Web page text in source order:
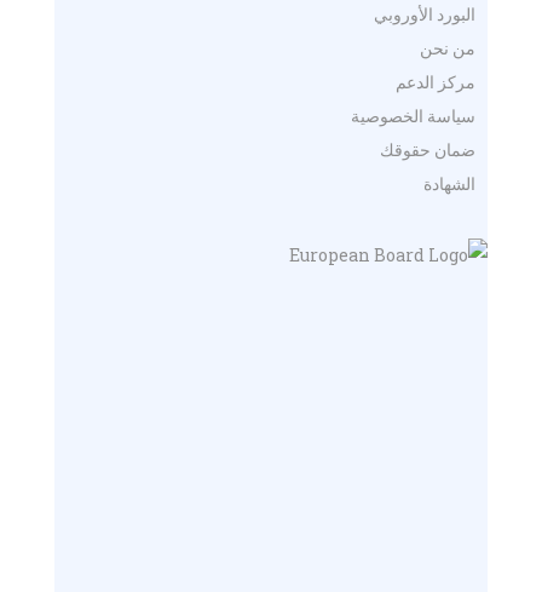
البورد الأوروبي
من نحن
مركز الدعم
سياسة الخصوصية
ضمان حقوقك
الشهادة